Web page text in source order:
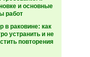
и основные
работ
в раковине: как
устранить и не
повторения